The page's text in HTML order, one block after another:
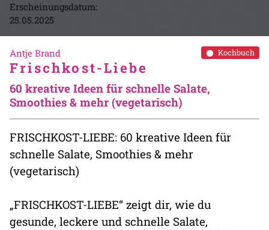
Erscheinungsdatum:
25.05.2025
Kochbuch
Antje Brand
Frischkost-Liebe
60 kreative Ideen für schnelle Salate,
Smoothies & mehr (vegetarisch)
FRISCHKOST-LIEBE: 60 kreative Ideen für
schnelle Salate, Smoothies & mehr
(vegetarisch)
„FRISCHKOST-LIEBE“ zeigt dir, wie du
gesunde, leckere und schnelle Salate,